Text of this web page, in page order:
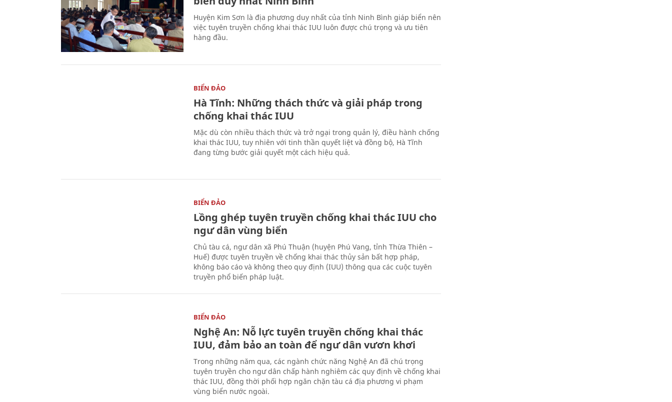
Huyện Kim Sơn là địa phương duy nhất của tỉnh Ninh Bình giáp biển nên
việc tuyên truyền chống khai thác IUU luôn được chú trọng và ưu tiên
hàng đầu.
BIỂN ĐẢO
Hà Tĩnh: Những thách thức và giải pháp trong
chống khai thác IUU
Mặc dù còn nhiều thách thức và trở ngại trong quản lý, điều hành chống
khai thác IUU, tuy nhiên với tinh thần quyết liệt và đồng bộ, Hà Tĩnh
đang từng bước giải quyết một cách hiệu quả.
BIỂN ĐẢO
Lồng ghép tuyên truyền chống khai thác IUU cho
ngư dân vùng biển
Chủ tàu cá, ngư dân xã Phú Thuận (huyện Phú Vang, tỉnh Thừa Thiên –
Huế) được tuyên truyền về chống khai thác thủy sản bất hợp pháp,
không báo cáo và không theo quy định (IUU) thông qua các cuộc tuyên
truyền phổ biến pháp luật.
BIỂN ĐẢO
Nghệ An: Nỗ lực tuyên truyền chống khai thác
IUU, đảm bảo an toàn để ngư dân vươn khơi
Trong những năm qua, các ngành chức năng Nghệ An đã chú trọng
tuyên truyền cho ngư dân chấp hành nghiêm các quy định về chống khai
thác IUU, đồng thời phối hợp ngăn chặn tàu cá địa phương vi phạm
vùng biển nước ngoài.